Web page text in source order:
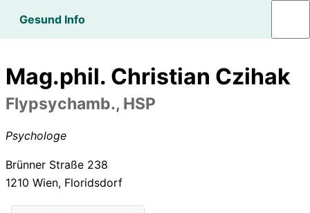
Gesund Info
Mag.phil. Christian Czihak
Flypsychamb., HSP
Psychologe
Brünner Straße 238
1210 Wien, Floridsdorf